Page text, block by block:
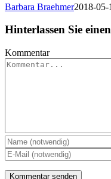
Barbara Braehmer2018-
Hinterlassen Sie
Kommentar